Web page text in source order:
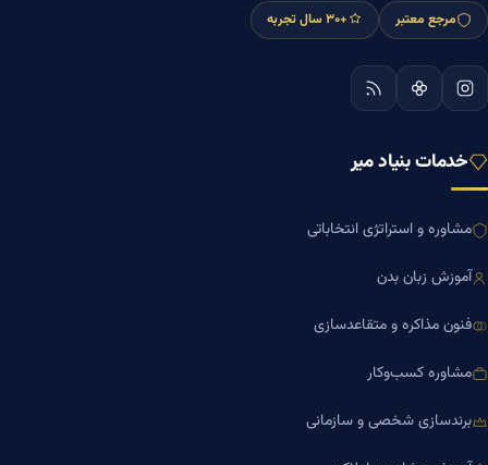
مرجع معتبر +۳۰ سال تجربه
خدمات بنیاد میر
مشاوره و استراتژی انتخاباتی
آموزش زبان بدن
فنون مذاکره و متقاعدسازی
مشاوره کسب‌وکار
برندسازی شخصی و سازمانی